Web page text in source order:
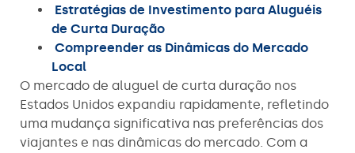
Estratégias de Investimento para Aluguéis
de Curta Duração
Compreender as Dinâmicas do Mercado
Local
O mercado de aluguel de curta duração nos
Estados Unidos expandiu rapidamente, refletindo
uma mudança significativa nas preferências dos
viajantes e nas dinâmicas do mercado. Com a